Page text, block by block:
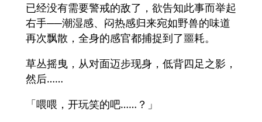
已经没有需要警戒的敌了，欲告知此事而举起
右手──潮湿感、闷热感归来宛如野兽的味道
再次飘散，全身的感官都捕捉到了噩耗。
草丛摇曳，从对面迈步现身，低背四足之影，
然后……
「喂喂，开玩笑的吧……？」